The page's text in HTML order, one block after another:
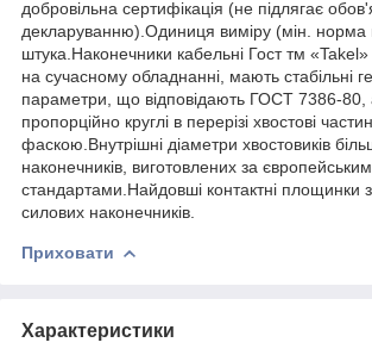
добровільна сертифікація (не підлягає
декларуванню).Одиниця виміру (мін. норма
штука.Наконечники кабельні Гост тм
на сучасному обладнанні, мають стабільні
параметри, що відповідають ГОСТ 7386-80,
пропорційно круглі в перерізі хвостові
фаскою.Внутрішні діаметри хвостовиків
наконечників, виготовлених за
стандартами.Найдовші контактні площинки з
силових наконечників.
Приховати
Характеристики